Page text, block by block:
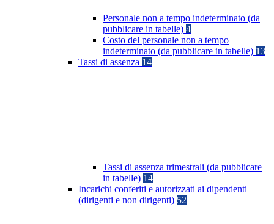
Personale non a tempo indeterminato (da
pubblicare in tabelle) 4
Costo del personale non a tempo
indeterminato (da pubblicare in tabelle) 13
Tassi di assenza 14
Tassi di assenza trimestrali (da pubblicare
in tabelle) 14
Incarichi conferiti e autorizzati ai dipendenti
(dirigenti e non dirigenti) 52